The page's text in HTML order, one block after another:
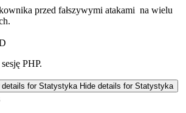
przed fałszywymi atakami na wielu
PHP.
for Statystyka Hide details for Statystyka